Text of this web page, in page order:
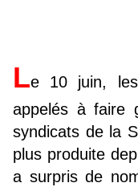
Le 10 juin, les
appelés à faire
syndicats de la
plus produite
a surpris de